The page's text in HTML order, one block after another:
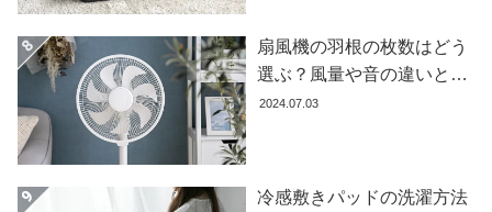
扇風機の羽根の枚数はどう
選ぶ？風量や音の違いとお
すすめ商品7選
2024.07.03
冷感敷きパッドの洗濯方法